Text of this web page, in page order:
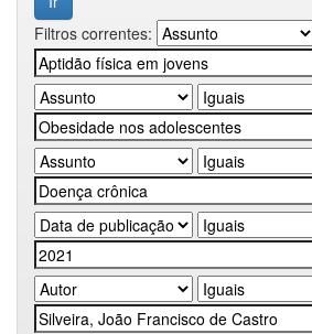
Filtros correntes: